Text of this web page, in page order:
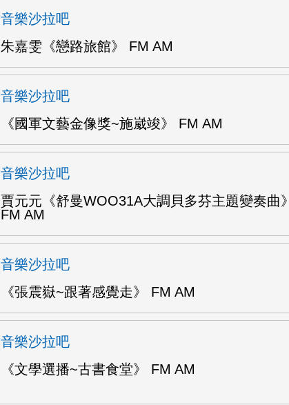
音樂沙拉吧
朱嘉雯《戀路旅館》 FM AM
音樂沙拉吧
《國軍文藝金像獎~施崴竣》 FM AM
音樂沙拉吧
賈元元《舒曼WOO31A大調貝多芬主題變奏曲》
FM AM
音樂沙拉吧
《張震嶽~跟著感覺走》 FM AM
音樂沙拉吧
《文學選播~古書食堂》 FM AM